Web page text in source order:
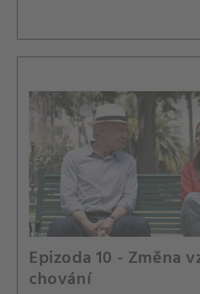
Epizoda 10 - Změna
chování